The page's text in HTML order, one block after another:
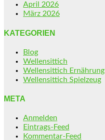
April 2026
März 2026
KATEGORIEN
Blog
Wellensittich
Wellensittich Ernährung
Wellensittich Spielzeug
META
Anmelden
Eintrags-Feed
Kommentar-Feed